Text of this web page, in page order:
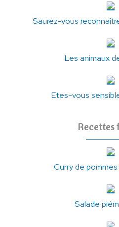
Saurez-vous
Les animaux
Etes-vous
Recettes
Curry de
Salade